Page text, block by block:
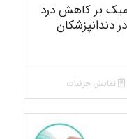
بر کاهش درد
نمایش جزئیات